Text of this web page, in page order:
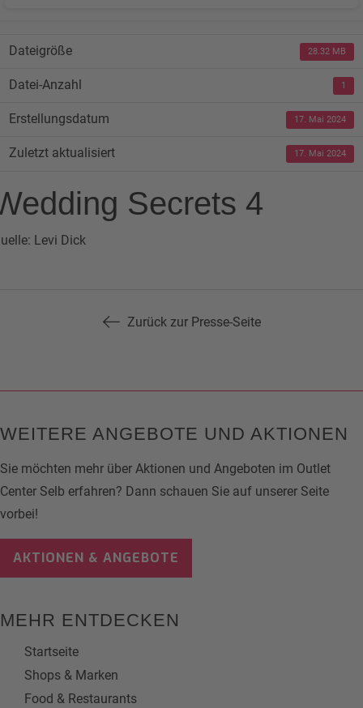
Dateigröße 28.32 MB
Datei-Anzahl 1
Erstellungsdatum 17. Mai 2024
Zuletzt aktualisiert 17. Mai 2024
Secrets 4
Levi Dick
Zurück zur Presse-Seite
WEITERE ANGEBOTE UND AKTIONEN
Sie möchten mehr über Aktionen und Angeboten im Outlet
Center Selb erfahren? Dann schauen Sie auf unserer Seite
vorbei!
AKTIONEN & ANGEBOTE
MEHR ENTDECKEN
Startseite
Shops & Marken
Food & Restaurants